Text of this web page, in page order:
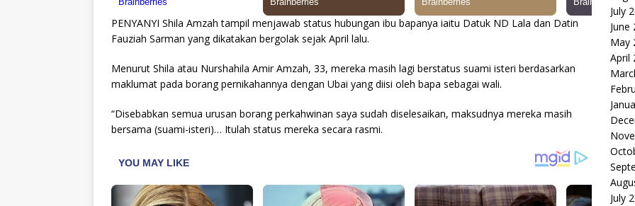
PENYANYI Shila Amzah tampil menjawab status hubungan ibu bapanya iaitu Datuk ND Lala dan Datin
Fauziah Sarman yang dikatakan bergolak sejak April lalu.
Menurut Shila atau Nurshahila Amir Amzah, 33, mereka masih lagi berstatus suami isteri berdasarkan
maklumat pada borang pernikahannya dengan Ubai yang diisi oleh bapa sebagai wali.
“Disebabkan semua urusan borang perkahwinan saya sudah diselesaikan, maksudnya mereka masih
bersama (suami-isteri)… Itulah status mereka secara rasmi.
July
June
May
April
July